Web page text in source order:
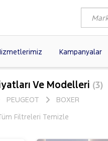
Kampanyalar
>
>
FORD(879)
VOLKSWAGEN
HYUNDAI (19)
Ve Modelleri (3)
PEUGEOT BOXER
Filtreleri Temizle